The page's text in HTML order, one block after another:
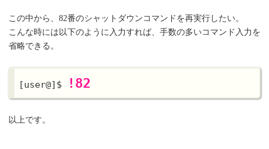
この中から、82番のシャットダウンコマンドを再実行したい。
こんな時には以下のように入力すれば、手数の多いコマンド入力を
省略できる。
[user@]$ !82
以上です。